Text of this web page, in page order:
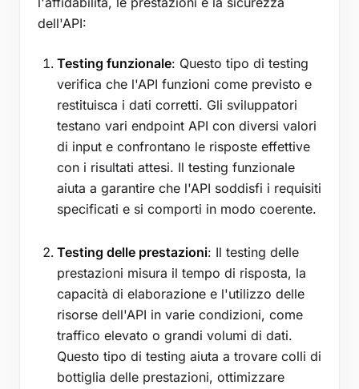
dell'API:
Testing funzionale: Questo tipo di testing
verifica che l'API funzioni come previsto e
restituisca i dati corretti. Gli sviluppatori
testano vari endpoint API con diversi valori
di input e confrontano le risposte effettive
con i risultati attesi. Il testing funzionale
aiuta a garantire che l'API soddisfi i requisiti
specificati e si comporti in modo coerente.
Testing delle prestazioni: Il testing delle
prestazioni misura il tempo di risposta, la
capacità di elaborazione e l'utilizzo delle
risorse dell'API in varie condizioni, come
traffico elevato o grandi volumi di dati.
Questo tipo di testing aiuta a trovare colli di
bottiglia delle prestazioni, ottimizzare